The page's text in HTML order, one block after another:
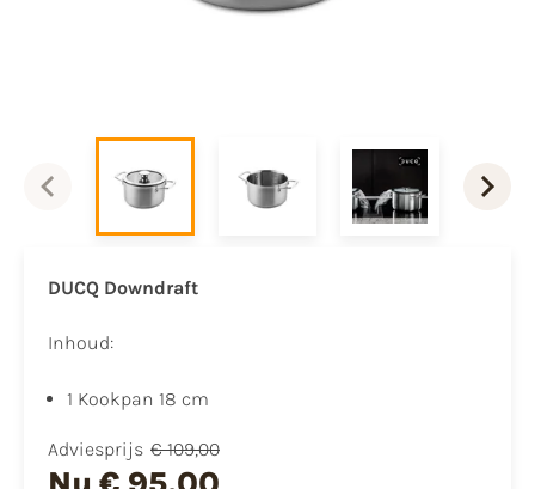
DUCQ Downdraft
Inhoud:
1 Kookpan 18 cm
Adviesprijs € 109,00